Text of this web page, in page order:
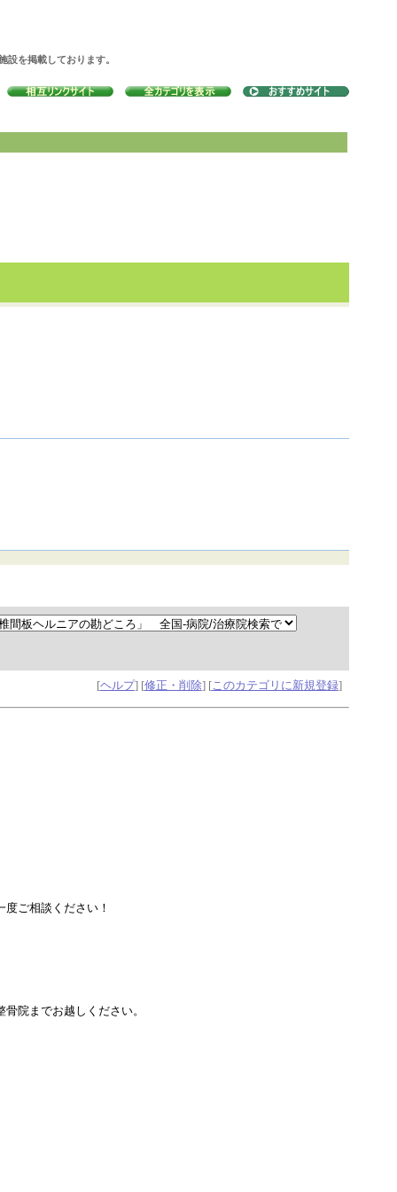
を掲載しております。
[ヘルプ] [修正・削除] [このカテゴリに新規登録]
ご相談ください！
院までお越しください。